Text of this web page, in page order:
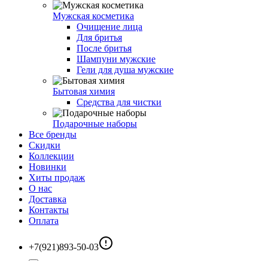
Мужская косметика
Очищение лица
Для бритья
После бритья
Шампуни мужские
Гели для душа мужские
Бытовая химия
Средства для чистки
Подарочные наборы
Все бренды
Скидки
Коллекции
Новинки
Хиты продаж
О нас
Доставка
Контакты
Оплата
+7(921)893-50-03